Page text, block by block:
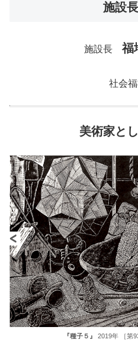
施設
施設長
社会
美術家と
『種子５』 2019年 ［第